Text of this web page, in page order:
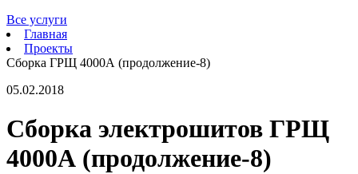
Все услуги
Главная
Проекты
Сборка ГРЩ 4000А (продолжение-8)
05.02.2018
Сборка электрошитов ГРЩ
4000А (продолжение-8)